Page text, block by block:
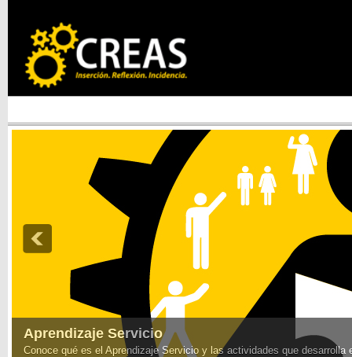
Aprendizaje Servicio
Conoce qué es el Aprendizaje Servicio y las actividades que desarrolla